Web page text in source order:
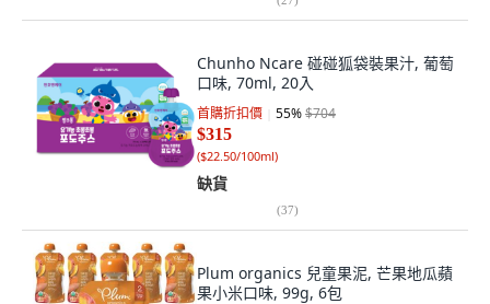
Chunho Ncare 碰碰狐袋裝果汁, 葡萄
口味, 70ml, 20入
首購折扣價 55%$704
$315
($22.50/100ml)
缺貨
(37)
Plum organics 兒童果泥, 芒果地瓜蘋
果小米口味, 99g, 6包